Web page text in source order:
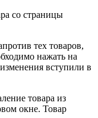
со страницы
тех товаров,
нажать на
вступили в
товара из
окне. Товар